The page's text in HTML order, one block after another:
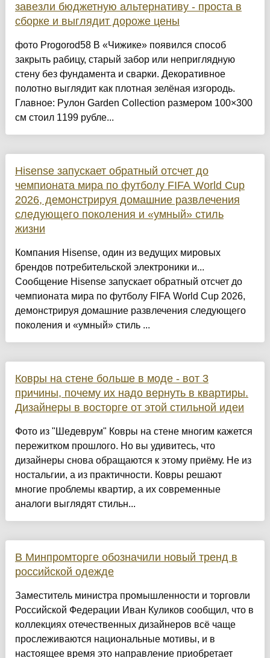
завезли бюджетную альтернативу - проста в
сборке и выглядит дороже цены
фото Progorod58 В «Чижике» появился способ
закрыть рабицу, старый забор или неприглядную
стену без фундамента и сварки. Декоративное
полотно выглядит как плотная зелёная изгородь.
Главное: Рулон Garden Collection размером 100×300
см стоил 1199 рубле...
Hisense запускает обратный отсчет до
чемпионата мира по футболу FIFA World Cup
2026, демонстрируя домашние развлечения
следующего поколения и «умный» стиль
жизни
Компания Hisense, один из ведущих мировых
брендов потребительской электроники и...
Сообщение Hisense запускает обратный отсчет до
чемпионата мира по футболу FIFA World Cup 2026,
демонстрируя домашние развлечения следующего
поколения и «умный» стиль ...
Ковры на стене больше в моде - вот 3
причины, почему их надо вернуть в квартиры.
Дизайнеры в восторге от этой стильной идеи
Фото из "Шедеврум" Ковры на стене многим кажется
пережитком прошлого. Но вы удивитесь, что
дизайнеры снова обращаются к этому приёму. Не из
ностальгии, а из практичности. Ковры решают
многие проблемы квартир, а их современные
аналоги выглядят стильн...
В Минпромторге обозначили новый тренд в
российской одежде
Заместитель министра промышленности и торговли
Российской Федерации Иван Куликов сообщил, что в
коллекциях отечественных дизайнеров всё чаще
прослеживаются национальные мотивы, и в
настоящее время это направление приобретает